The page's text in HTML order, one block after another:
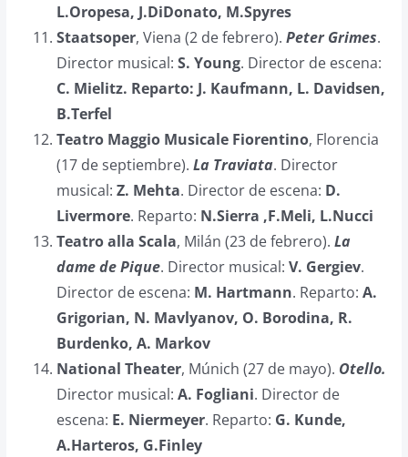
L.Oropesa, J.DiDonato, M.Spyres
Staatsoper, Viena (2 de febrero). Peter Grimes.
Director musical: S. Young. Director de escena:
C. Mielitz. Reparto: J. Kaufmann, L. Davidsen,
B.Terfel
Teatro Maggio Musicale Fiorentino, Florencia
(17 de septiembre). La Traviata. Director
musical: Z. Mehta. Director de escena: D.
Livermore. Reparto: N.Sierra ,F.Meli, L.Nucci
Teatro alla Scala, Milán (23 de febrero). La
dame de Pique. Director musical: V. Gergiev.
Director de escena: M. Hartmann. Reparto: A.
Grigorian, N. Mavlyanov, O. Borodina, R.
Burdenko, A. Markov
National Theater, Múnich (27 de mayo). Otello.
Director musical: A. Fogliani. Director de
escena: E. Niermeyer. Reparto: G. Kunde,
A.Harteros, G.Finley